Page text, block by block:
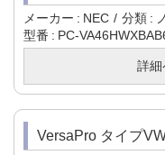
メーカー NEC 分類
型番
PC-
詳細
VersaPro タイプ